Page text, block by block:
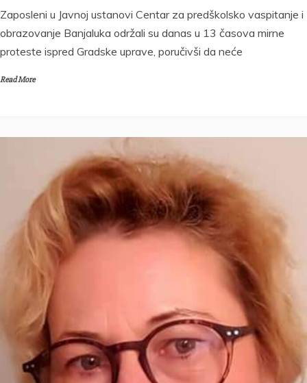
Zaposleni u Javnoj ustanovi Centar za predškolsko vaspitanje i
obrazovanje Banjaluka održali su danas u 13 časova mirne
proteste ispred Gradske uprave, poručivši da neće
Read More